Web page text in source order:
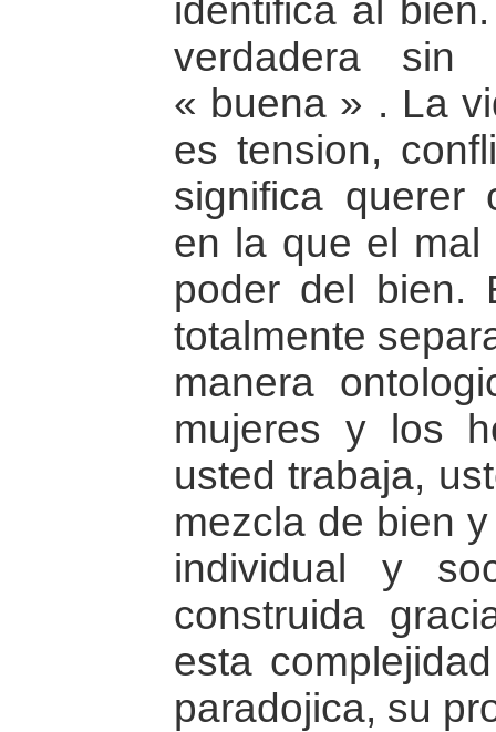
identifica al
verdadera sin
« buena » . La
es tension,
significa querer
en la que el mal
poder del bien.
totalmente
manera
mujeres y los
usted trabaja,
mezcla de bien
individual y
construida
esta
paradojica, su